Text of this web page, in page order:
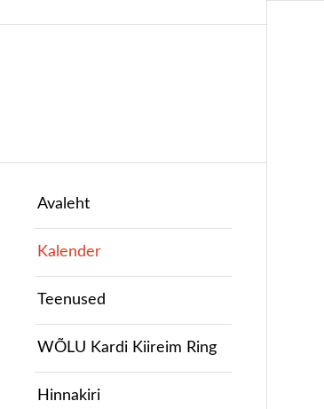
Avaleht
Kalender
Teenused
WÕLU Kardi Kiireim Ring
Hinnakiri